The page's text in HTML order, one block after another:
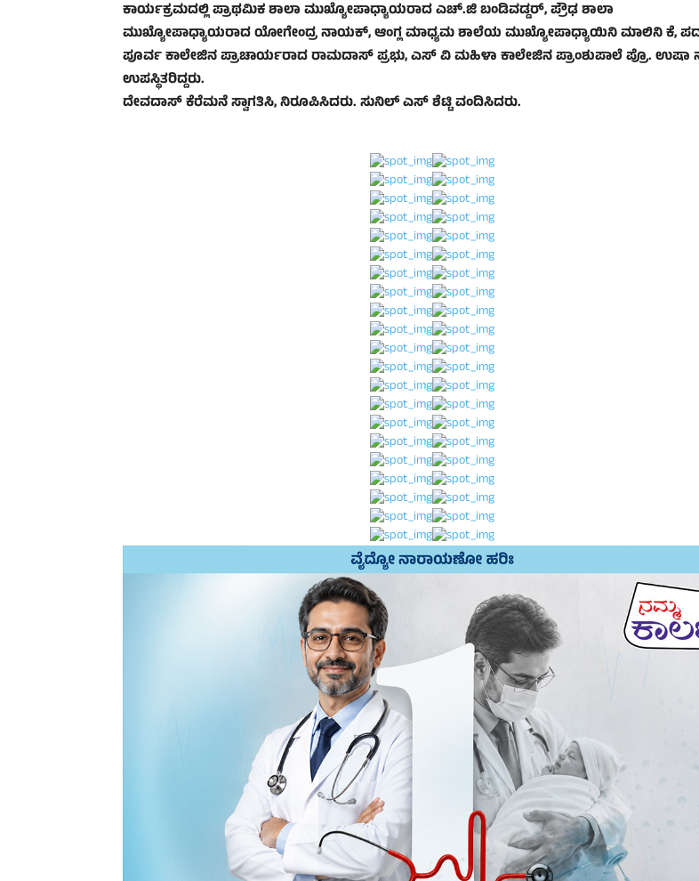
ಕಾರ್ಯಕ್ರಮದಲ್ಲಿ ಪ್ರಾಥಮಿಕ ಶಾಲಾ ಮುಖ್ಯೋಪಾಧ್ಯಾಯರಾದ ಎಚ್.ಜಿ ಬಂಡಿವಡ್ಡರ್, ಪ್ರೌಢ ಶಾಲಾ
ಮುಖ್ಯೋಪಾಧ್ಯಾಯರಾದ ಯೋಗೇಂದ್ರ ನಾಯಕ್, ಆಂಗ್ಲ ಮಾಧ್ಯಮ ಶಾಲೆಯ ಮುಖ್ಯೋಪಾಧ್ಯಾಯಿನಿ ಮಾಲಿನಿ ಕೆ,
ಪೂರ್ವ ಕಾಲೇಜಿನ ಪ್ರಾಚಾರ್ಯರಾದ ರಾಮದಾಸ್ ಪ್ರಭು, ಎಸ್ ‌ವಿ ಮಹಿಳಾ ಕಾಲೇಜಿನ ಪ್ರಾಂಶುಪಾಲೆ ಪ್ರೊ.
ಉಪಸ್ಥಿತರಿದ್ದರು.
ದೇವದಾಸ್ ಕೆರೆಮನೆ ಸ್ವಾಗತಿಸಿ, ನಿರೂಪಿಸಿದರು. ಸುನಿಲ್ ಎಸ್ ಶೆಟ್ಟಿ ವಂದಿಸಿದರು.